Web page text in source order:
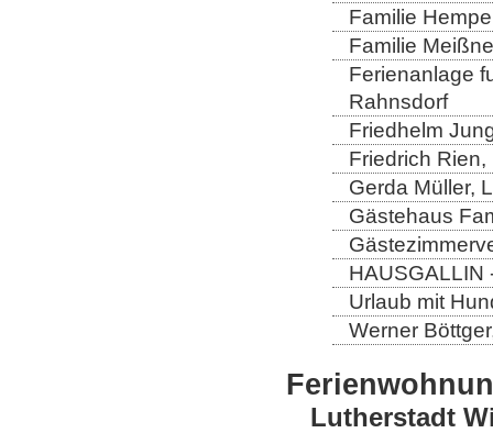
Familie
Familie
Ferienanlage
Rahnsdorf
Friedhelm
Friedrich
Gerda Müller,
Gästehaus
HAUSGALLIN
Urlaub mit
Werner
Lutherstadt